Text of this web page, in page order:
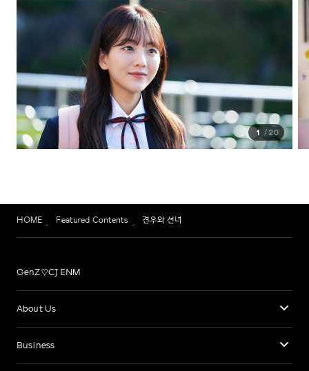
1 20
HOME Featured Contents 견우와 선녀
GenZ♡CJ ENM
About Us
Business